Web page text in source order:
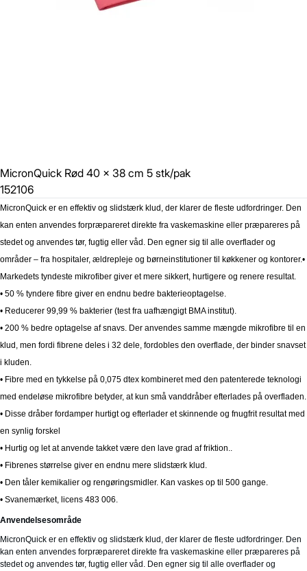
MicronQuick Rød 40 x 38 cm 5 stk/pak
152106
MicronQuick er en effektiv og slidstærk klud, der klarer de fleste udfordringer. Den
kan enten anvendes forpræpareret direkte fra vaskemaskine eller præpareres på
stedet og anvendes tør, fugtig eller våd. Den egner sig til alle overflader og
områder – fra hospitaler, ældrepleje og børneinstitutioner til køkkener og kontorer.•
Markedets tyndeste mikrofiber giver et mere sikkert, hurtigere og renere resultat.
• 50 % tyndere fibre giver en endnu bedre bakterieoptagelse.
• Reducerer 99,99 % bakterier (test fra uafhængigt BMA institut).
• 200 % bedre optagelse af snavs. Der anvendes samme mængde mikrofibre til en
klud, men fordi fibrene deles i 32 dele, fordobles den overflade, der binder snavset
i kluden.
• Fibre med en tykkelse på 0,075 dtex kombineret med den patenterede teknologi
med endeløse mikrofibre betyder, at kun små vanddråber efterlades på overfladen.
• Disse dråber fordamper hurtigt og efterlader et skinnende og fnugfrit resultat med
en synlig forskel
• Hurtig og let at anvende takket være den lave grad af friktion..
• Fibrenes størrelse giver en endnu mere slidstærk klud.
• Den tåler kemikalier og rengøringsmidler. Kan vaskes op til 500 gange.
• Svanemærket, licens 483 006.
Anvendelsesområde
MicronQuick er en effektiv og slidstærk klud, der klarer de fleste udfordringer. Den
kan enten anvendes forpræpareret direkte fra vaskemaskine eller præpareres på
stedet og anvendes tør, fugtig eller våd. Den egner sig til alle overflader og